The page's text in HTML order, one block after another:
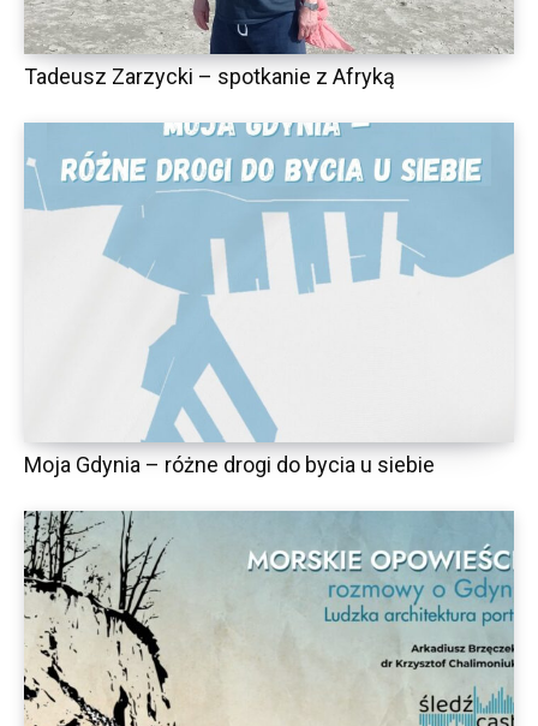
Tadeusz Zarzycki – spotkanie z Afryką
Moja Gdynia – różne drogi do bycia u siebie